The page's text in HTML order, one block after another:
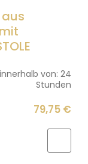
von: 24
Stunden
79,75 €